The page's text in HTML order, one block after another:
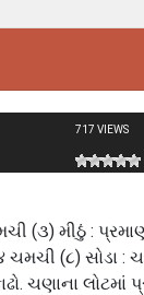
717 VIEWS
(૩) મીઠું :
(૮) સોડા :
ચણાના